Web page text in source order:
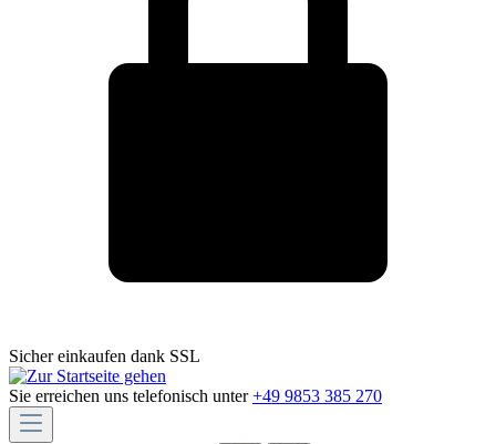
Sicher einkaufen dank SSL
Sie erreichen uns telefonisch unter +49 9853 385 270